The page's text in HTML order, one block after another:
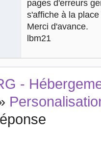
pages d'erreurs
s'affiche à la
Merci d'avance.
lbm21
-